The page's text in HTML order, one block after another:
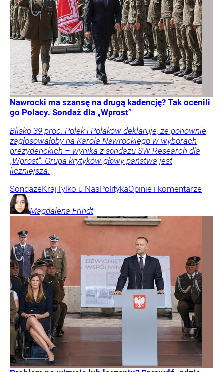
Nawrocki ma szansę na drugą kadencję? Tak ocenili
go Polacy. Sondaż dla „Wprost”
Blisko 39 proc. Polek i Polaków deklaruje, że ponownie
zagłosowałoby na Karola Nawrockiego w wyborach
prezydenckich – wynika z sondażu SW Research dla
„Wprost”. Grupa krytyków głowy państwa jest
liczniejsza.
SondażeKrajTylko u NasPolitykaOpinie i komentarze
Magdalena Frindt